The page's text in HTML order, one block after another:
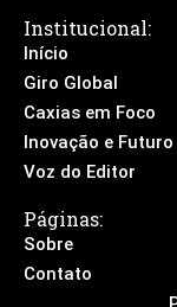
Institucional:
Início
Giro Global
Caxias em Foco
Inovação e Futuro
Voz do Editor
Páginas:
Sobre
Contato